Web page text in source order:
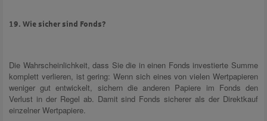
19. Wie sicher sind Fonds?
Die Wahrscheinlichkeit, dass Sie die in einen Fonds investierte Summe
komplett verlieren, ist gering: Wenn sich eines von vielen Wertpapieren
weniger gut entwickelt, sichern die anderen Papiere im Fonds den
Verlust in der Regel ab. Damit sind Fonds sicherer als der Direktkauf
einzelner Wertpapiere.